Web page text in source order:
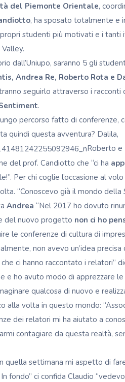
del Piemonte Orientale,
, ha sposato totalmente e
studenti più motivati e i tanti
dall’Uniupo, saranno 5 gli
Andrea Re, Roberto Rota e
seguirlo attraverso i racconti
.
percorso fatto di conferenze,
quindi questa avventura? Dalila,
Roberto e
del prof. Candiotto che “ci ha
Per chi coglie l’occasione al
“Conoscevo già il mondo della
Andrea “Nel 2017 ho dovuto
del nuovo progetto non ci ho
le conferenze di cultura di
non avevo un’idea
ci hanno raccontato i relatori”
e ho avuto modo di apprezzare le
qualcosa di nuovo e
alla volta in questo mondo:
dei relatori mi ha aiutato a
contagiare da questa realtà,
quella settimana mi aspetto di
fondo” ci confida Claudio